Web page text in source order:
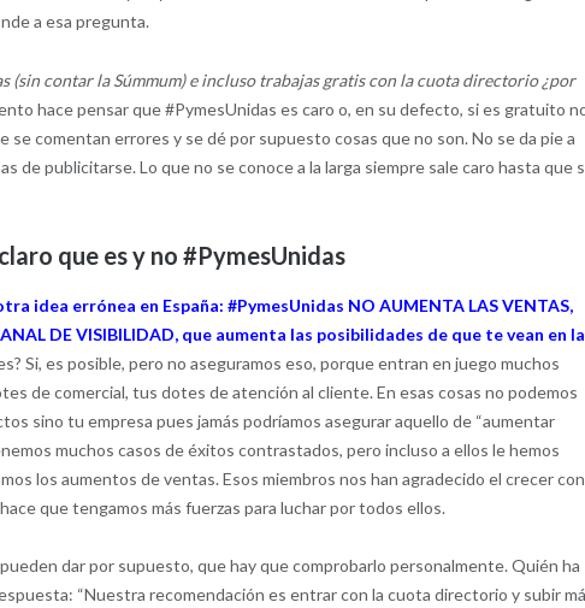
a esa pregunta.
(sin contar la Súmmum) e incluso trabajas gratis con la cuota directorio ¿por
hace pensar que #PymesUnidas es caro o, en su defecto, si es gratuito
se comentan errores y se dé por supuesto cosas que no son. No se da pie a
de publicitarse. Lo que no se conoce a la larga siempre sale caro hasta que
que es y no #PymesUnidas
idea errónea en España: #PymesUnidas NO AUMENTA LAS VENTAS,
DE VISIBILIDAD, que aumenta las posibilidades de que te vean en la
Si, es posible, pero no aseguramos eso, porque entran en juego muchos
de comercial, tus dotes de atención al cliente. En esas cosas no podemos
sino tu empresa pues jamás podríamos asegurar aquello de “aumentar
muchos casos de éxitos contrastados, pero incluso a ellos le hemos
los aumentos de ventas. Esos miembros nos han agradecido el crecer con
que tengamos más fuerzas para luchar por todos ellos.
dar por supuesto, que hay que comprobarlo personalmente. Quién ha
“Nuestra recomendación es entrar con la cuota directorio y subir